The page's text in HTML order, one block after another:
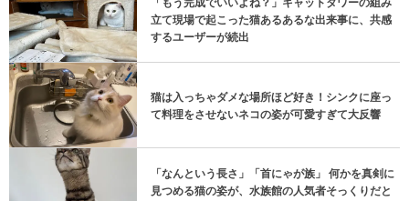
「もう完成でいいよね？」キャットタワーの組み
立て現場で起こった猫あるあるな出来事に、共感
するユーザーが続出
猫は入っちゃダメな場所ほど好き！シンクに座っ
て料理をさせないネコの姿が可愛すぎて大反響
「なんという長さ」「首にゃが族」 何かを真剣に
見つめる猫の姿が、水族館の人気者そっくりだと